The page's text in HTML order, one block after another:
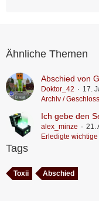
Ähnliche Themen
Abschied von
Doktor_42
17.
Archiv /
Ich gebe den
alex_minze
21.
Erledigte
Tags
Toxii Abschied